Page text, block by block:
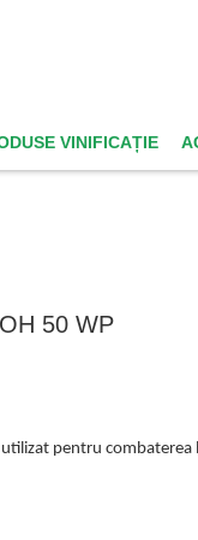
VINIFICAȚIE
50 WP
pentru combaterea